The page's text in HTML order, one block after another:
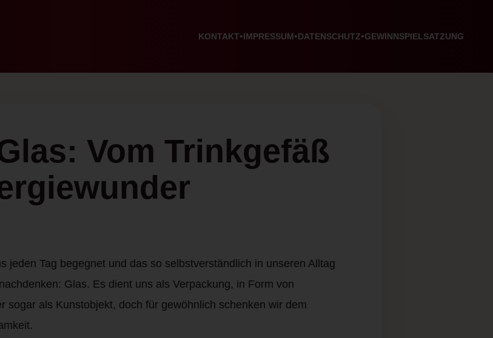
KONTAKT IMPRESSUM DATENSCHUTZ GEWINNSPIELSATZUNG
Vom Trinkgefäß
jeden Tag begegnet und das so selbstverständlich in unseren Alltag
Glas. Es dient uns als Verpackung, in Form von
sogar als Kunstobjekt, doch für gewöhnlich schenken wir dem